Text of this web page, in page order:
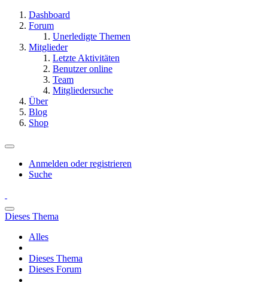
Dashboard
Forum
Unerledigte Themen
Mitglieder
Letzte Aktivitäten
Benutzer online
Team
Mitgliedersuche
Über
Blog
Shop
Anmelden oder registrieren
Suche
Dieses Thema
Alles
Dieses Thema
Dieses Forum